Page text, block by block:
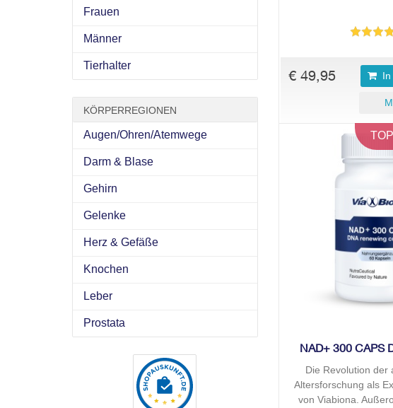
€ 49,95
NAD+ 300 CAPS
Die Revolution der
Altersforschung als
von Viabiona.
Frauen
Männer
Tierhalter
KÖRPERREGIONEN
Augen/Ohren/Atemwege
Darm & Blase
Gehirn
Gelenke
Herz & Gefäße
Knochen
Leber
Prostata